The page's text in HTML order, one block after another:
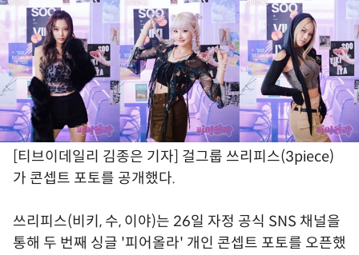
[티브이데일리 김종은 기자] 걸그룹 쓰리피스(3piece)
가 콘셉트 포토를 공개했다.
쓰리피스(비키, 수, 이야)는 26일 자정 공식 SNS 채널을
통해 두 번째 싱글 '피어올라' 개인 콘셉트 포토를 오픈했